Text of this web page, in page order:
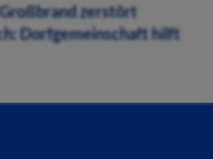
zerstört
Dorfgemeinschaft hilft